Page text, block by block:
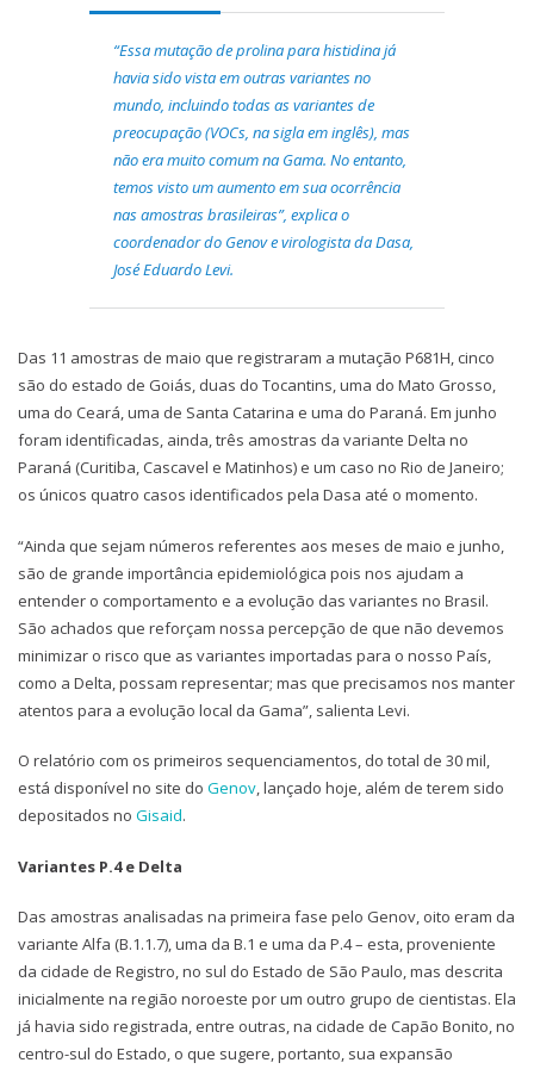
“Essa mutação de prolina para histidina já
havia sido vista em outras variantes no
mundo, incluindo todas as variantes de
preocupação (VOCs, na sigla em inglês), mas
não era muito comum na Gama. No entanto,
temos visto um aumento em sua ocorrência
nas amostras brasileiras”, explica o
coordenador do Genov e virologista da Dasa,
José Eduardo Levi.
Das 11 amostras de maio que registraram a mutação P681H, cinco
são do estado de Goiás, duas do Tocantins, uma do Mato Grosso,
uma do Ceará, uma de Santa Catarina e uma do Paraná. Em junho
foram identificadas, ainda, três amostras da variante Delta no
Paraná (Curitiba, Cascavel e Matinhos) e um caso no Rio de Janeiro;
os únicos quatro casos identificados pela Dasa até o momento.
“Ainda que sejam números referentes aos meses de maio e junho,
são de grande importância epidemiológica pois nos ajudam a
entender o comportamento e a evolução das variantes no Brasil.
São achados que reforçam nossa percepção de que não devemos
minimizar o risco que as variantes importadas para o nosso País,
como a Delta, possam representar; mas que precisamos nos manter
atentos para a evolução local da Gama”, salienta Levi.
O relatório com os primeiros sequenciamentos, do total de 30 mil,
está disponível no site do Genov, lançado hoje, além de terem sido
depositados no Gisaid.
Variantes P.4 e Delta
Das amostras analisadas na primeira fase pelo Genov, oito eram da
variante Alfa (B.1.1.7), uma da B.1 e uma da P.4 – esta, proveniente
da cidade de Registro, no sul do Estado de São Paulo, mas descrita
inicialmente na região noroeste por um outro grupo de cientistas. Ela
já havia sido registrada, entre outras, na cidade de Capão Bonito, no
centro-sul do Estado, o que sugere, portanto, sua expansão